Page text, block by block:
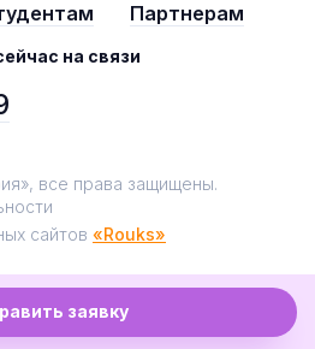
заявку
Партнерам
на связи
все права защищены.
сайтов «Rouks»